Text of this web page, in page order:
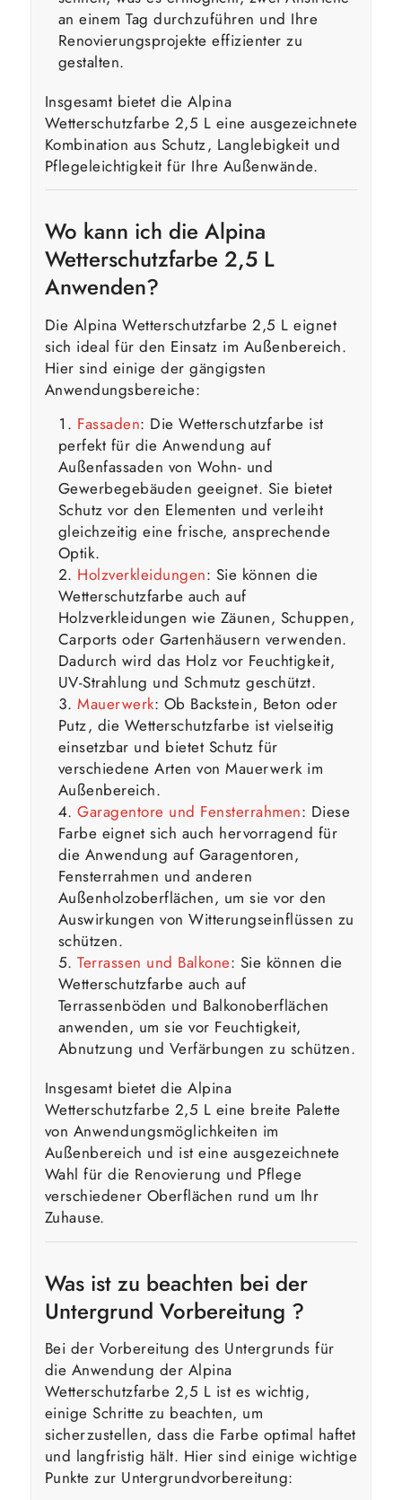
an einem Tag durchzuführen und Ihre
Renovierungsprojekte effizienter zu
gestalten.
Insgesamt bietet die Alpina
Wetterschutzfarbe 2,5 L eine ausgezeichnete
Kombination aus Schutz, Langlebigkeit und
Pflegeleichtigkeit für Ihre Außenwände.
Wo kann ich die Alpina
Wetterschutzfarbe 2,5 L
Anwenden?
Die Alpina Wetterschutzfarbe 2,5 L eignet
sich ideal für den Einsatz im Außenbereich.
Hier sind einige der gängigsten
Anwendungsbereiche:
Fassaden: Die Wetterschutzfarbe ist
perfekt für die Anwendung auf
Außenfassaden von Wohn- und
Gewerbegebäuden geeignet. Sie bietet
Schutz vor den Elementen und verleiht
gleichzeitig eine frische, ansprechende
Optik.
Holzverkleidungen: Sie können die
Wetterschutzfarbe auch auf
Holzverkleidungen wie Zäunen, Schuppen,
Carports oder Gartenhäusern verwenden.
Dadurch wird das Holz vor Feuchtigkeit,
UV-Strahlung und Schmutz geschützt.
Mauerwerk: Ob Backstein, Beton oder
Putz, die Wetterschutzfarbe ist vielseitig
einsetzbar und bietet Schutz für
verschiedene Arten von Mauerwerk im
Außenbereich.
Garagentore und Fensterrahmen: Diese
Farbe eignet sich auch hervorragend für
die Anwendung auf Garagentoren,
Fensterrahmen und anderen
Außenholzoberflächen, um sie vor den
Auswirkungen von Witterungseinflüssen zu
schützen.
Terrassen und Balkone: Sie können die
Wetterschutzfarbe auch auf
Terrassenböden und Balkonoberflächen
anwenden, um sie vor Feuchtigkeit,
Abnutzung und Verfärbungen zu schützen.
Insgesamt bietet die Alpina
Wetterschutzfarbe 2,5 L eine breite Palette
von Anwendungsmöglichkeiten im
Außenbereich und ist eine ausgezeichnete
Wahl für die Renovierung und Pflege
verschiedener Oberflächen rund um Ihr
Zuhause.
Was ist zu beachten bei der
Untergrund Vorbereitung ?
Bei der Vorbereitung des Untergrunds für
die Anwendung der Alpina
Wetterschutzfarbe 2,5 L ist es wichtig,
einige Schritte zu beachten, um
sicherzustellen, dass die Farbe optimal haftet
und langfristig hält. Hier sind einige wichtige
Punkte zur Untergrundvorbereitung: